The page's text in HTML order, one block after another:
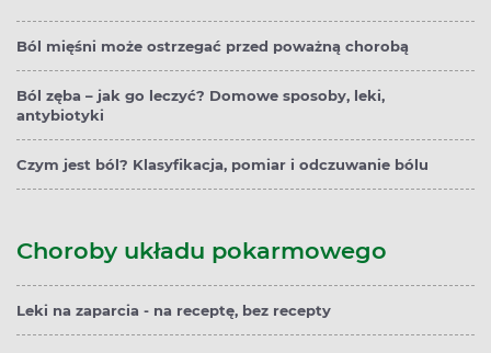
Ból mięśni może ostrzegać przed poważną chorobą
Ból zęba – jak go leczyć? Domowe sposoby, leki,
antybiotyki
Czym jest ból? Klasyfikacja, pomiar i odczuwanie bólu
Choroby układu pokarmowego
Leki na zaparcia - na receptę, bez recepty